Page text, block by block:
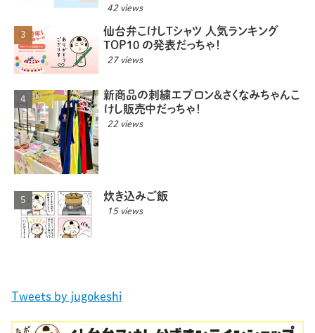
42 views
仙台弁こけしTシャツ 人気ランキング
TOP10 の発表だっちゃ！
27 views
新商品の刺繍エプロン＆さくなみちゃんこ
けし販売中だっちゃ！
22 views
炊き込みご飯
15 views
Tweets by jugokeshi